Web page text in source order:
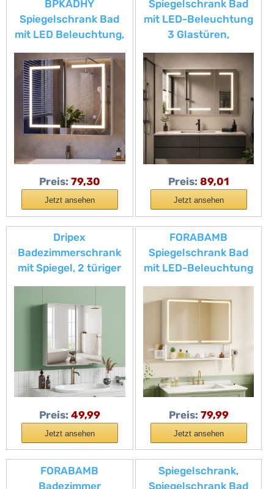
BPKADHY
Spiegelschrank Bad
mit LED Beleuchtung,
80x13.5x60cm,
Badezimmer
Spiegelschrank mit 3
Lichtfarben Dimmbar,
1Türen, Hängeschrank
mit Glasablage &
Speicherfunktion, Weiß
(2 Türen
Preis: 79,30
Jetzt ansehen
Spiegelschrank Bad
mit LED-Beleuchtung
3 Glastüren,
100x13,5x60cm
Badezimmer
Spiegelschrank
Antibeschlag mit
Steckdose,
Hängeschrank 3
Dimmbare Verstellbare
Fächer)
Preis: 89,01
Jetzt ansehen
Dripex
Badezimmerschrank
mit Spiegel, 2 türiger
mit verstellbarem
Einlegeboden, 60 x 60
x 12 cm Weiß
Preis: 49,99
Jetzt ansehen
FORABAMB
Spiegelschrank Bad
mit LED-Beleuchtung
70x16x60cm,
Badezimmer
Verstellbarer Ablage,
HD-Spiegel,
Haartrockner-Halter
und Haken,
Wandschrank, Weiß
Preis: 79,99
Jetzt ansehen
FORABAMB
Badezimmer
Spiegelschrank,
Spiegelschrank Bad